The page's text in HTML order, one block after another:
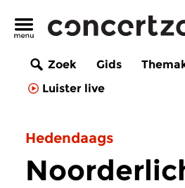
Zoek Gids
Luister live
Hedendaags